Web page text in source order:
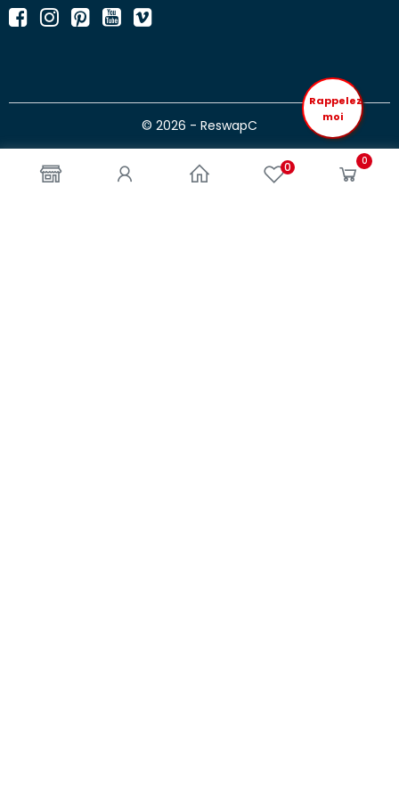
0 0
© 2026 - ReswapC
Rappelez
moi